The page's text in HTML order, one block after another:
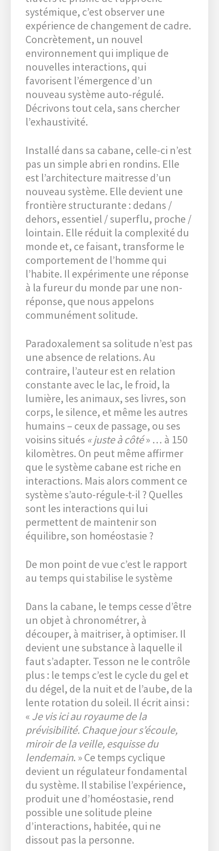
systémique, c’est observer une
expérience de changement de cadre.
Concrètement, un nouvel
environnement qui implique de
nouvelles interactions, qui
favorisent l’émergence d’un
nouveau système auto-régulé.
Décrivons tout cela, sans chercher
l’exhaustivité.
Installé dans sa cabane, celle-ci n’est
pas un simple abri en rondins. Elle
est l’architecture maitresse d’un
nouveau système. Elle devient une
frontière structurante : dedans /
dehors, essentiel / superflu, proche /
lointain. Elle réduit la complexité du
monde et, ce faisant, transforme le
comportement de l’homme qui
l’habite. Il expérimente une réponse
à la fureur du monde par une non-
réponse, que nous appelons
communément solitude.
Paradoxalement sa solitude n’est pas
une absence de relations. Au
contraire, l’auteur est en relation
constante avec le lac, le froid, la
lumière, les animaux, ses livres, son
corps, le silence, et même les autres
humains – ceux de passage, ou ses
voisins situés « juste à côté» … à 150
kilomètres. On peut même affirmer
que le système cabane est riche en
interactions. Mais alors comment ce
système s’auto-régule-t-il ? Quelles
sont les interactions qui lui
permettent de maintenir son
équilibre, son homéostasie ?
De mon point de vue c’est le rapport
au temps qui stabilise le système
Dans la cabane, le temps cesse d’être
un objet à chronométrer, à
découper, à maitriser, à optimiser. Il
devient une substance à laquelle il
faut s’adapter. Tesson ne le contrôle
plus : le temps c’est le cycle du gel et
du dégel, de la nuit et de l’aube, de la
lente rotation du soleil. Il écrit ainsi :
« Je vis ici au royaume de la
prévisibilité. Chaque jour s’écoule,
miroir de la veille, esquisse du
lendemain. » Ce temps cyclique
devient un régulateur fondamental
du système. Il stabilise l’expérience,
produit une d’homéostasie, rend
possible une solitude pleine
d’interactions, habitée, qui ne
dissout pas la personne.